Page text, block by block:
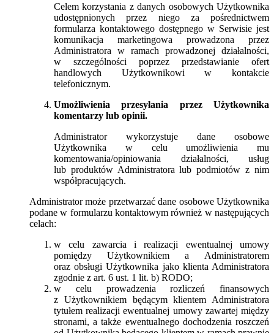
Celem korzystania z danych osobowych Użytkownika
udostępnionych przez niego za pośrednictwem
formularza kontaktowego dostępnego w Serwisie jest
komunikacja marketingowa prowadzona przez
Administratora w ramach prowadzonej działalności,
w szczególności poprzez przedstawianie ofert
handlowych Użytkownikowi w kontakcie
telefonicznym.
Umożliwienia przesyłania przez Użytkownika
komentarzy lub opinii.
Administrator wykorzystuje dane osobowe
Użytkownika w celu umożliwienia mu
komentowania/opiniowania działalności, usług
lub produktów Administratora lub podmiotów z nim
współpracujących.
Administrator może przetwarzać dane osobowe Użytkownika
podane w formularzu kontaktowym również w następujących
celach:
w celu zawarcia i realizacji ewentualnej umowy
pomiędzy Użytkownikiem a Administratorem
oraz obsługi Użytkownika jako klienta Administratora
zgodnie z art. 6 ust. 1 lit. b) RODO;
w celu prowadzenia rozliczeń finansowych
z Użytkownikiem będącym klientem Administratora
tytułem realizacji ewentualnej umowy zawartej między
stronami, a także ewentualnego dochodzenia roszczeń